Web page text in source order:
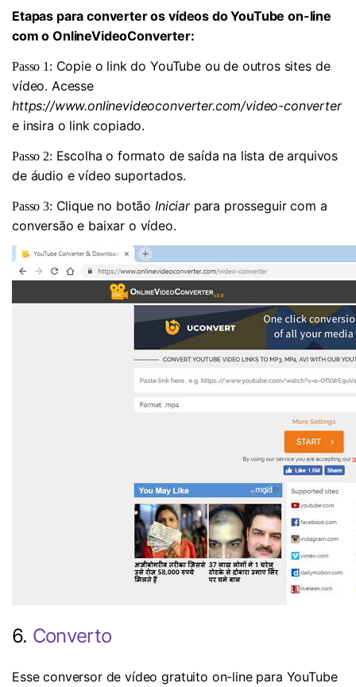
Etapas para converter os vídeos do YouTube on-line
com o OnlineVideoConverter:
Passo 1: Copie o link do YouTube ou de outros sites de
vídeo. Acesse
https://www.onlinevideoconverter.com/video-converter
e insira o link copiado.
Passo 2: Escolha o formato de saída na lista de arquivos
de áudio e vídeo suportados.
Passo 3: Clique no botão Iniciar para prosseguir com a
conversão e baixar o vídeo.
6. Converto
Esse conversor de vídeo gratuito on-line para YouTube